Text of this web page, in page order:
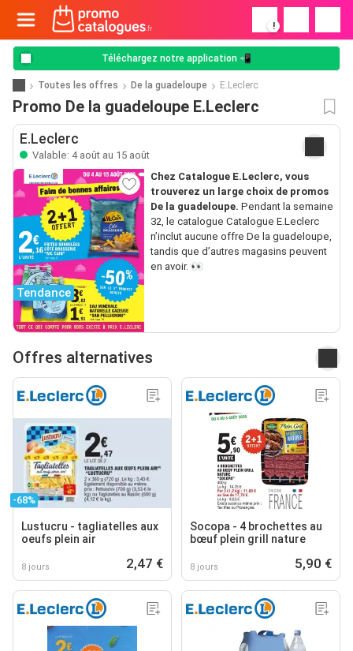
!
Téléchargez notre application 📲
Toutes les offres De la guadeloupe E.Leclerc
Promo De la guadeloupe E.Leclerc
E.Leclerc
Valable: 4 août au 15 août
Tendance
Chez Catalogue E.Leclerc, vous
trouverez un large choix de promos
De la guadeloupe. Pendant la semaine
32, le catalogue Catalogue E.Leclerc
n’inclut aucune offre De la guadeloupe,
tandis que d’autres magasins peuvent
en avoir. 👀
Offres alternatives
-68%
Lustucru - tagliatelles aux
oeufs plein air
8 jours 2,47 €
Socopa - 4 brochettes au
bœuf plein grill nature
8 jours 5,90 €